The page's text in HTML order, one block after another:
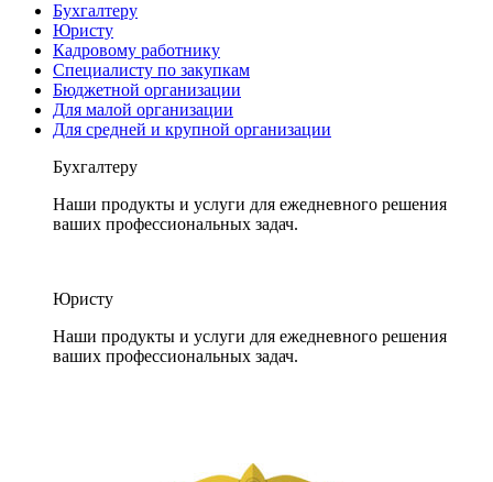
Бухгалтеру
Юристу
Кадровому работнику
Специалисту по закупкам
Бюджетной организации
Для малой организации
Для средней и крупной организации
Бухгалтеру
Наши продукты и услуги для ежедневного решения
ваших профессиональных задач.
Юристу
Наши продукты и услуги для ежедневного решения
ваших профессиональных задач.